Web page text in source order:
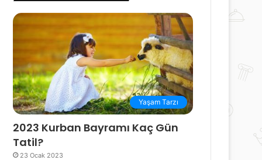
Yaşam Tarzı
2023 Kurban Bayramı Kaç Gün
Tatil?
23 Ocak 2023